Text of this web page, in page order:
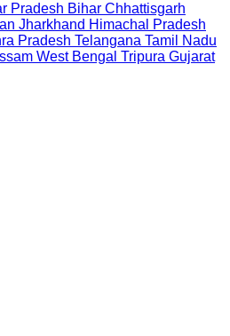
Pradesh Bihar Chhattisgarh
Jharkhand Himachal Pradesh
Pradesh Telangana Tamil Nadu
West Bengal Tripura Gujarat